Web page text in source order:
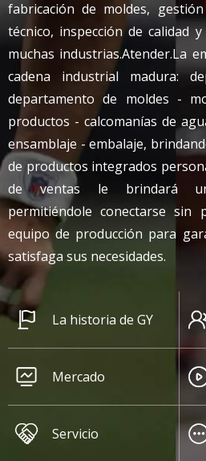
fabricación de moldes,
técnico, inspección de calidad
muchas industrias.Atender.La
cadena industrial madura:
departamento de moldes -
productos - calcomanías de
ensamblaje - embalaje,
de productos integrados
de ventas le brindará
permitiéndole conectarse sin
equipo de producción para
satisfaga sus necesidades.
La historia de GY​​​​​​​​​​​​​​
Mercado​​​​​​​
Servicio​​​​​​​​​​​​​​